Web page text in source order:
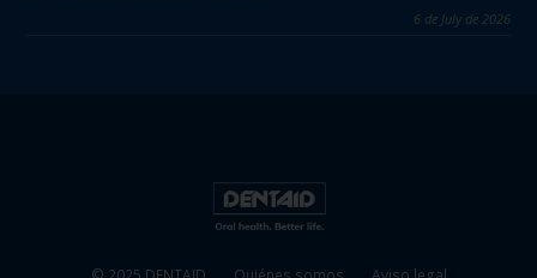
6 de July de 2026